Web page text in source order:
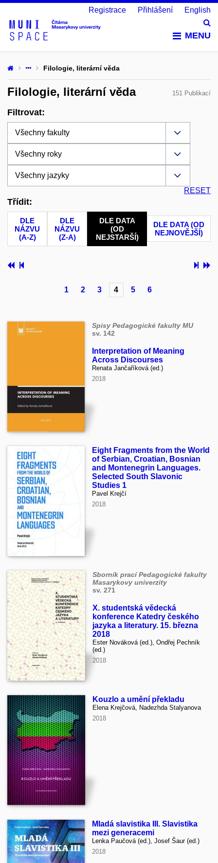
MENU
Registrace Přihlášení English
Filologie, literární věda
151 Publikací
Filologie, literární věda
Filtrovat:
RESET
Třídit:
DLE
NÁZVU
(A-Z)
DLE
NÁZVU
(Z-A)
DLE DATA
(OD
NEJSTARŠÍ)
DLE DATA (OD
NEJNOVĚJŠÍ)
1 2 3 4 5 6
Spisy Pedagogické fakulty MU
sv. 142
Interpretation of Meaning
Across Discourses
Renata Jančaříková (ed.)
2018
Eight Fragments from the World
of Serbian, Croatian, Bosnian
and Montenegrin Languages.
Selected South Slavonic
Studies 1
Pavel Krejčí
2018
Sborník prací Pedagogické fakulty
Masarykovy univerzity
sv. 271
X. studentská vědecká
konference Katedry českého
jazyka a literatury. 15. března
2018
Ester Nováková (ed.), Ondřej Pechník
(ed.)
2018
Kouzlo a umění překladu
Elena Krejčová, Nadezhda Stalyanova
2018
Mladá slavistika III. Slavistika
mezi generacemi
Lenka Paučová (ed.), Josef Šaur (ed.)
2018